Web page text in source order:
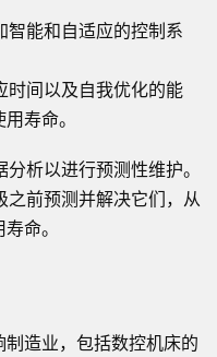
智能和自适应的控制系
时间以及自我优化的能
寿命。
析以进行预测性维护。
前预测并解决它们，从
命。
造业，包括数控机床的